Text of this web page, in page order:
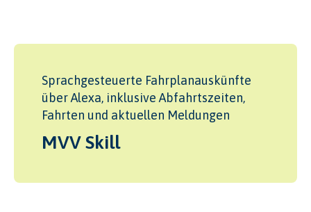
Sprachgesteuerte Fahrplanauskünfte
über Alexa, inklusive Abfahrtszeiten,
Fahrten und aktuellen Meldungen
MVV Skill